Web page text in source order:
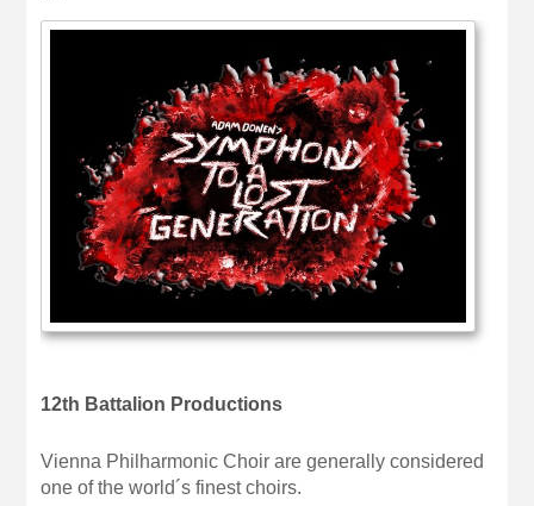
12th Battalion Productions
Vienna Philharmonic Choir are generally considered
one of the world´s finest choirs.